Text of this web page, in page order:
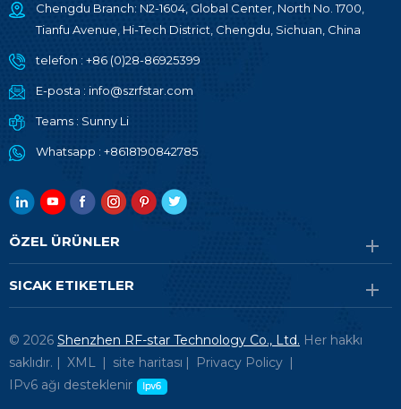
Chengdu Branch: N2-1604, Global Center, North No. 1700,
Tianfu Avenue, Hi-Tech District, Chengdu, Sichuan, China
telefon : +86 (0)28-86925399
E-posta : info@szrfstar.com
Teams : Sunny Li
Whatsapp : +8618190842785
ÖZEL ÜRÜNLER
SICAK ETIKETLER
© 2026 Shenzhen RF-star Technology Co., Ltd. Her hakkı
saklıdır. | XML | site haritası | Privacy Policy |
IPv6 ağı desteklenir